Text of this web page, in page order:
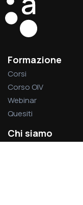
Formazione
Corsi
Corso OIV
Webinar
Quesiti
Chi siamo